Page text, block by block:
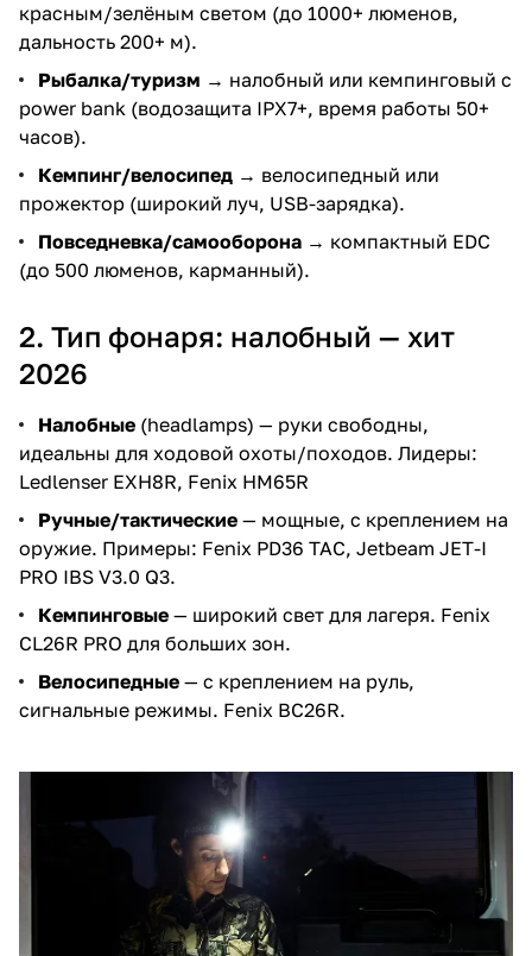
красным/зелёным светом (до 1000+ люменов,
дальность 200+ м).
Рыбалка/туризм → налобный или кемпинговый с
power bank (водозащита IPX7+, время работы 50+
часов).
Кемпинг/велосипед → велосипедный или
прожектор (широкий луч, USB-зарядка).
Повседневка/самооборона → компактный EDC
(до 500 люменов, карманный).
2. Тип фонаря: налобный — хит
2026
Налобные (headlamps) — руки свободны,
идеальны для ходовой охоты/походов. Лидеры:
Ledlenser EXH8R, Fenix HM65R
Ручные/тактические — мощные, с креплением на
оружие. Примеры: Fenix PD36 TAC, Jetbeam JET-I
PRO IBS V3.0 Q3.
Кемпинговые — широкий свет для лагеря. Fenix
CL26R PRO для больших зон.
Велосипедные — с креплением на руль,
сигнальные режимы. Fenix BC26R.